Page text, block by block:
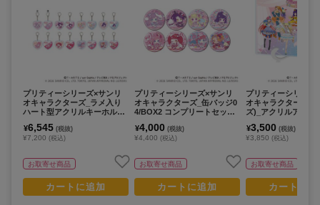
プリティーシリーズ×サンリ
オキャラクターズ_ラメ入り
ハート型アクリルキーホルダ
ト(全8種)(コラボイラスト)
【コンプリートセット/8個入
¥6,545 (税抜)
¥7,200 (税込)
お取寄せ商品
カートに追加
プリティーシリーズ×サンリ
オキャラクターズ_缶バッジ0
4/BOX2 コンプリートセット
(コラボイラスト)【コンプリ
ートセット/8個入り】
¥4,000 (税抜)
¥4,400 (税込)
お取寄せ商品
カートに追加
プリティーシリーズ
オキャラクターズ
ズ)_アクリルアート
¥3,500 (税抜)
¥3,850 (税込)
お取寄せ商品
カートに